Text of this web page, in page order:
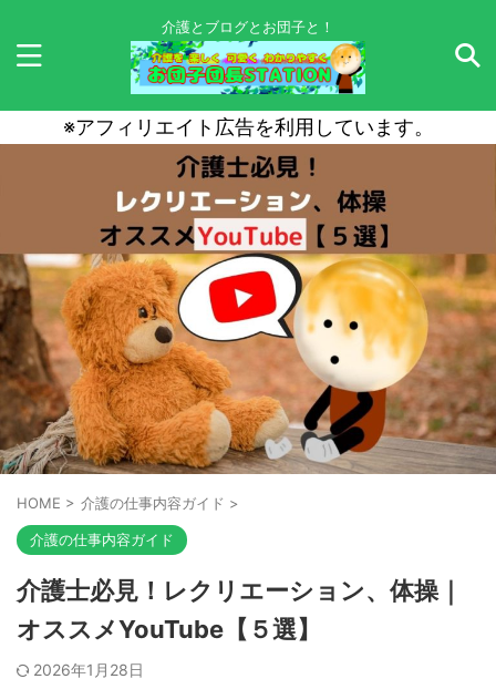
介護とブログとお団子と！
※アフィリエイト広告を利用しています。
HOME > 介護の仕事内容ガイド >
介護の仕事内容ガイド
介護士必見！レクリエーション、体操｜
オススメYouTube【５選】
2026年1月28日